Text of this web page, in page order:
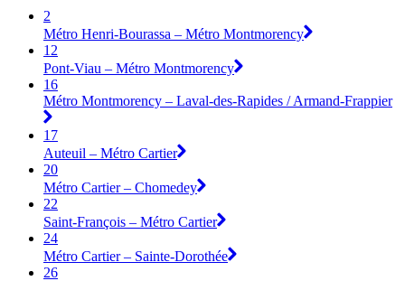
2
Métro Henri-Bourassa – Métro Montmorency
12
Pont-Viau – Métro Montmorency
16
Métro Montmorency – Laval-des-Rapides / Armand-Frappier
17
Auteuil – Métro Cartier
20
Métro Cartier – Chomedey
22
Saint-François – Métro Cartier
24
Métro Cartier – Sainte-Dorothée
26